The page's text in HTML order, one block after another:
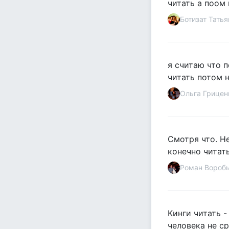
читать а поом
Ботизат
я считаю что
читать потом
Ольга
Смотря что.
конечно
Роман
Кинги читать
человека не